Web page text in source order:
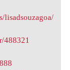
lisadsouzagoa/
488321